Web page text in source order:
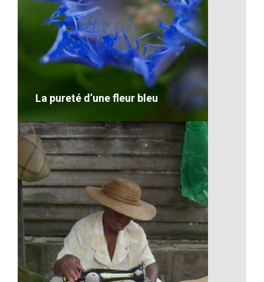
Les ponts en bois de Madagascar
La pureté d’une fleur bleu